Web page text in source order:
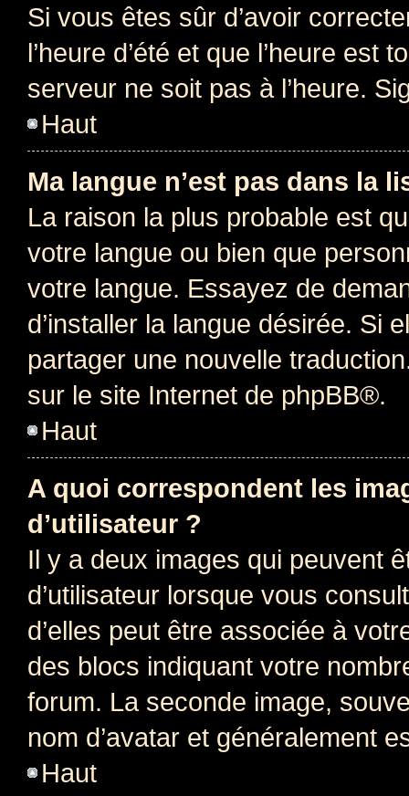
Si vous êtes sûr d’avoir
l’heure d’été et que l’heure est
serveur ne soit pas à l’heure.
Haut
Ma langue n’est pas dans la
La raison la plus probable est
votre langue ou bien que
votre langue. Essayez de
d’installer la langue désirée. Si
partager une nouvelle
sur le site Internet de phpBB®.
Haut
A quoi correspondent les
d’utilisateur ?
Il y a deux images qui peuvent
d’utilisateur lorsque vous
d’elles peut être associée à
des blocs indiquant votre
forum. La seconde image,
nom d’avatar et généralement
Haut